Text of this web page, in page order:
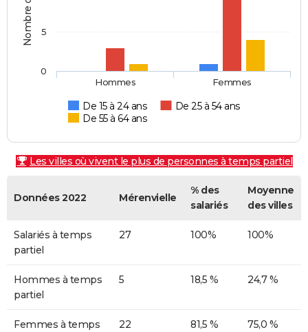
De 15 à 24 ans
De 25 à 54 ans
De 55 à 64 ans
Hommes Femmes
0
5
Les villes où vivent le plus de personnes à temps partiel
Données 2022 Mérenvielle
% des
salariés
Moyenne
des villes
Salariés à temps
partiel
27 100% 100%
Hommes à temps
partiel
5 18,5 % 24,7 %
Femmes à temps
22 81,5 % 75,0 %